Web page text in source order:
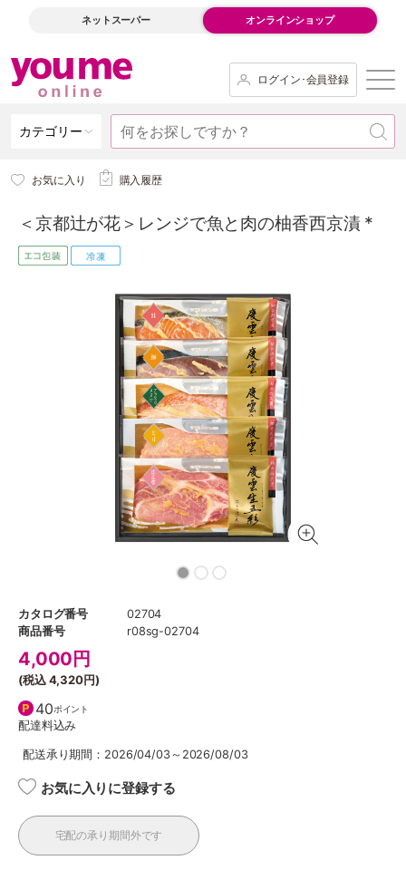
ネットスーパー オンラインショップ
ログイン･会員登録
カテゴリー
お気に入り 購入履歴
＜京都辻が花＞レンジで魚と肉の柚香西京漬 *
カタログ番号
02704
商品番号
r08sg-02704
4,000 円
(税込4,320円)
40ポイント
配達料込み
配送承り期間：2026/04/03～2026/08/03
お気に入りに登録する
宅配の承り期間外です